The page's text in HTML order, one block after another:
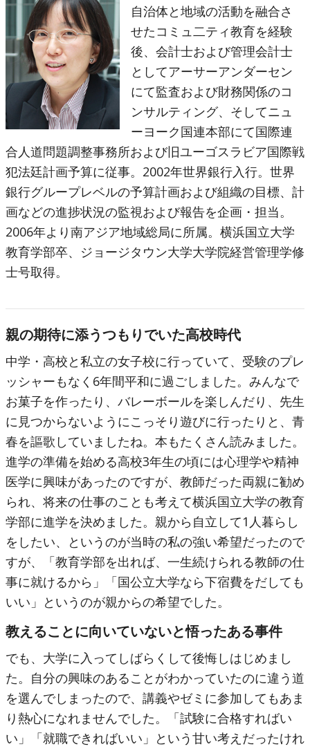
自治体と地域の活動を融合さ
せたコミュ二ティ教育を経験
後、会計士および管理会計士
としてアーサーアンダーセン
にて監査および財務関係のコ
ンサルティング、そしてニュ
ーヨーク国連本部にて国際連
合人道問題調整事務所および旧ユーゴスラビア国際戦
犯法廷計画予算に従事。2002年世界銀行入行。世界
銀行グループレベルの予算計画および組織の目標、計
画などの進捗状況の監視および報告を企画・担当。
2006年より南アジア地域総局に所属。横浜国立大学
教育学部卒、ジョージタウン大学大学院経営管理学修
士号取得。
親の期待に添うつもりでいた高校時代
中学・高校と私立の女子校に行っていて、受験のプレ
ッシャーもなく6年間平和に過ごしました。みんなで
お菓子を作ったり、バレーボールを楽しんだり、先生
に見つからないようにこっそり遊びに行ったりと、青
春を謳歌していましたね。本もたくさん読みました。
進学の準備を始める高校3年生の頃には心理学や精神
医学に興味があったのですが、教師だった両親に勧め
られ、将来の仕事のことも考えて横浜国立大学の教育
学部に進学を決めました。親から自立して1人暮らし
をしたい、というのが当時の私の強い希望だったので
すが、「教育学部を出れば、一生続けられる教師の仕
事に就けるから」「国公立大学なら下宿費をだしても
いい」というのが親からの希望でした。
教えることに向いていないと悟ったある事件
でも、大学に入ってしばらくして後悔しはじめまし
た。自分の興味のあることがわかっていたのに違う道
を選んでしまったので、講義やゼミに参加してもあま
り熱心になれませんでした。「試験に合格すればい
い」「就職できればいい」という甘い考えだったけれ